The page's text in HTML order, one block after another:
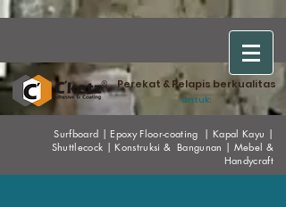
Perekat & Pelapis berkualitas
untuk:
Surfboard |EpoxyFloor-coating |Kapal Kayu |
Shuttlecock |Konstruksi & Bangunan | Mebel &
Handycraft